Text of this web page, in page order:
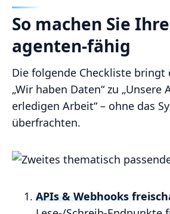
So machen Sie
agenten-fähig
Die folgende Checkliste bringt
„Wir haben Daten“ zu „Unsere
erledigen Arbeit“ – ohne das
überfrachten.
APIs & Webhooks